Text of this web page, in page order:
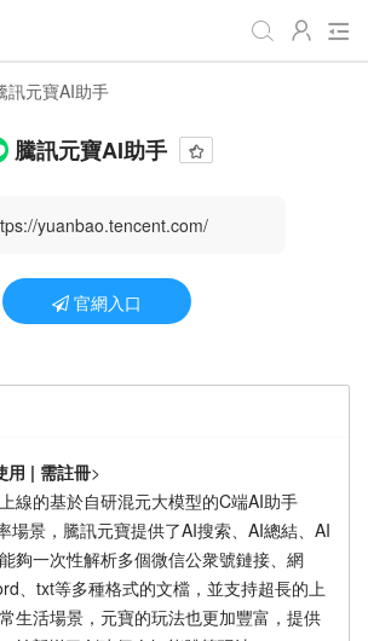
視頻處理 音頻處理
編程開發
趣味休閒
訊元寶AI助手
騰訊元寶AI助手
yuanbao.tencent.com/
官網入口
用 | 需註冊>
線的基於自研混元大模型的C端AI助手
場景，騰訊元寶提供了AI搜索、AI總結、AI
夠一次性解析多個微信公衆號鏈接、網
、txt等多種格式的文檔，並支持超長的上
生活場景，元寶的玩法也更加豐富，提供